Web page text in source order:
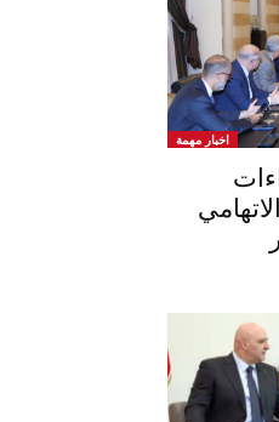
اخبار مهمة